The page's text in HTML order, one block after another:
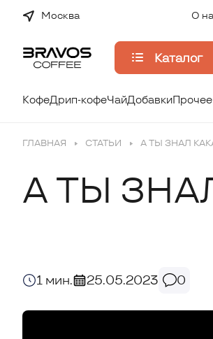
Москва О
Каталог
КофеДрип-кофеЧайДобавкиПрочее
ГЛАВНАЯ СТАТЬИ А ТЫ ЗНАЛ
А ТЫ
1 мин. 25.05.2023 0